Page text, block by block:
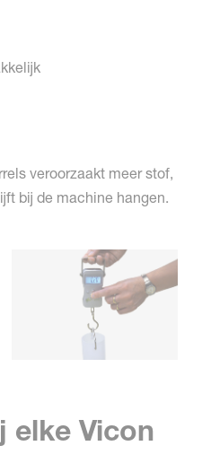
veroorzaakt meer stof,
bij de machine hangen.
elke Vicon